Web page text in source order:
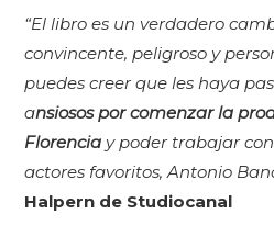
“El libro es un verdadero
convincente, peligroso y
puedes creer que les haya
ansiosos por comenzar la
Florencia y poder trabajar
actores favoritos, Antonio
Halpern de Studiocanal